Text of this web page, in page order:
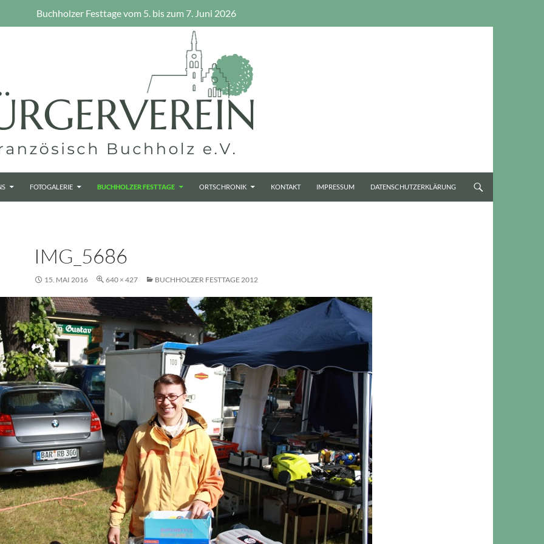
Buchholzer Festtage vom 5. bis zum 7. Juni 2026
FOTOGALERIE BUCHHOLZER FESTTAGE ORTSCHRONIK KONTAKT IMPRESSUM DATENSCHUTZERKLÄRUNG
IMG_5686
15. MAI 2016 640 × 427 BUCHHOLZER FESTTAGE 2012